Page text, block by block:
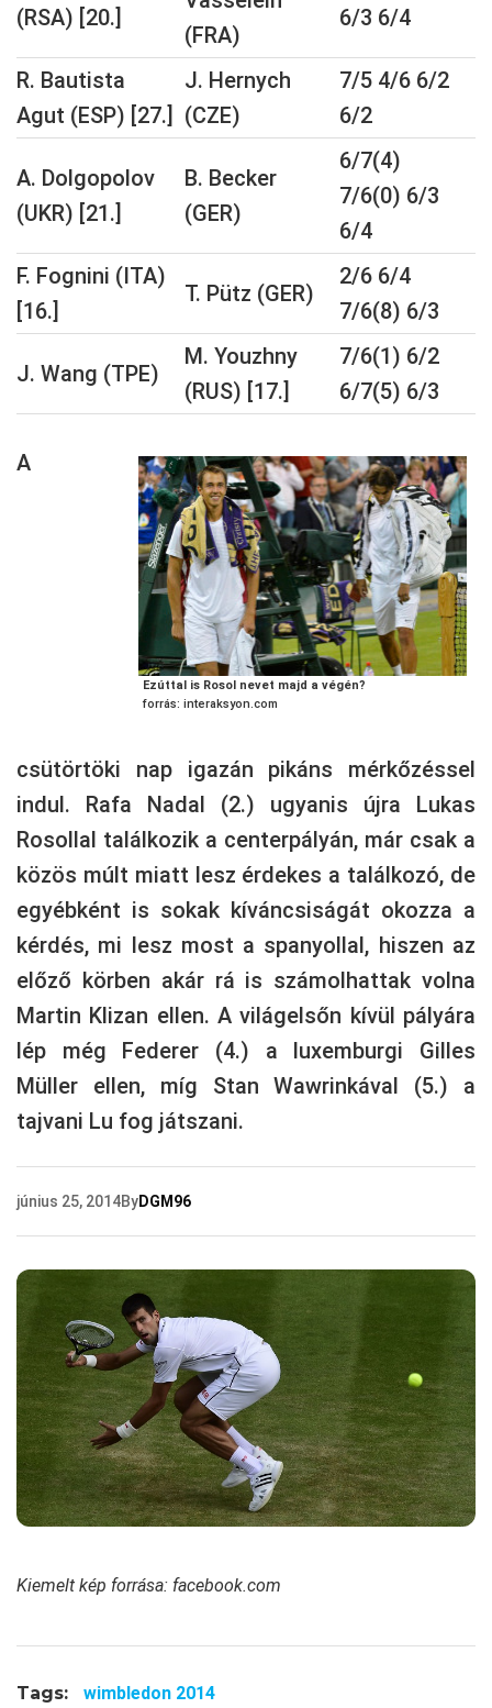
(RSA) [20.]
(FRA)
6/3 6/4
R. Bautista
Agut (ESP) [27.]
J. Hernych
(CZE)
7/5 4/6 6/2
6/2
A. Dolgopolov
(UKR) [21.]
B. Becker
(GER)
6/7(4)
7/6(0) 6/3
6/4
F. Fognini (ITA)
[16.]
T. Pütz (GER)
2/6 6/4
7/6(8) 6/3
J. Wang (TPE)
M. Youzhny
(RUS) [17.]
7/6(1) 6/2
6/7(5) 6/3
Ezúttal is Rosol nevet majd a végén?
forrás: interaksyon.com
A
csütörtöki nap igazán pikáns mérkőzéssel
indul. Rafa Nadal (2.) ugyanis újra Lukas
Rosollal találkozik a centerpályán, már csak a
közös múlt miatt lesz érdekes a találkozó, de
egyébként is sokak kíváncsiságát okozza a
kérdés, mi lesz most a spanyollal, hiszen az
előző körben akár rá is számolhattak volna
Martin Klizan ellen. A világelsőn kívül pályára
lép még Federer (4.) a luxemburgi Gilles
Müller ellen, míg Stan Wawrinkával (5.) a
tajvani Lu fog játszani.
június 25, 2014ByDGM96
Kiemelt kép forrása: facebook.com
Tags: wimbledon 2014